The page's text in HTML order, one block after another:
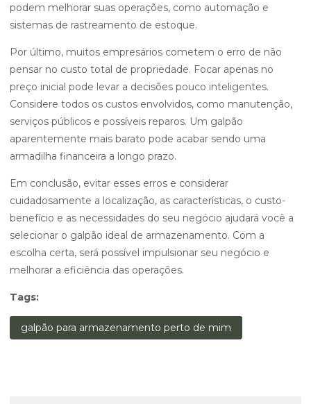
podem melhorar suas operações, como automação e
sistemas de rastreamento de estoque.
Por último, muitos empresários cometem o erro de não
pensar no custo total de propriedade. Focar apenas no
preço inicial pode levar a decisões pouco inteligentes.
Considere todos os custos envolvidos, como manutenção,
serviços públicos e possíveis reparos. Um galpão
aparentemente mais barato pode acabar sendo uma
armadilha financeira a longo prazo.
Em conclusão, evitar esses erros e considerar
cuidadosamente a localização, as características, o custo-
benefício e as necessidades do seu negócio ajudará você a
selecionar o galpão ideal de armazenamento. Com a
escolha certa, será possível impulsionar seu negócio e
melhorar a eficiência das operações.
Tags:
galpão para armazenamento perto de mim